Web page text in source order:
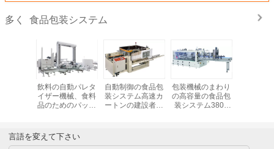
多く 食品包装システム
飲料の自動パレタ
イザー機械、食料
品のためのパッキ
自動制御の食品包
装システム高速カ
ートンの建設者機
包装機械のまわり
の高容量の食品包
装システム380V
言語を変えて下さい